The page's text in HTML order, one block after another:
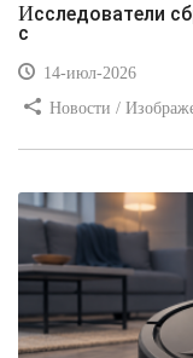
Исследователи сбросили пароль кошелька Tangem
с
14-июл-2026
Новости /